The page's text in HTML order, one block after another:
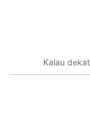
Kalau